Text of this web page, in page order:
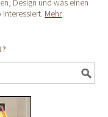
Design und was einen
interessiert. Mehr